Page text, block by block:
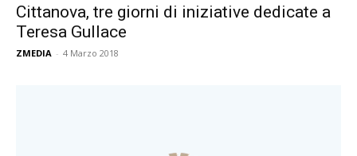
Cittanova, tre giorni di iniziative dedicate a
Teresa Gullace
ZMEDIA - 4 Marzo 2018